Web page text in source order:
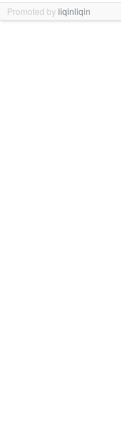
Promoted byliqinliqin